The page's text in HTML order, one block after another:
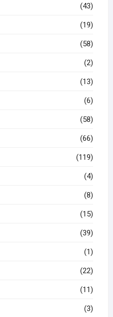
(43)
(19)
(58)
(2)
(13)
(6)
(58)
(66)
(119)
(4)
(8)
(15)
(39)
(1)
(22)
(11)
(3)